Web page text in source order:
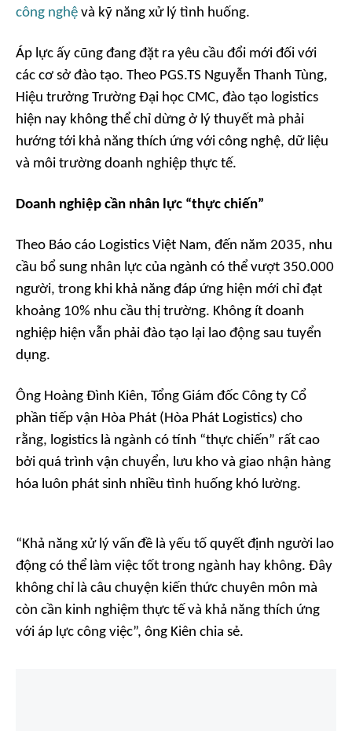
công nghệ và kỹ năng xử lý tình huống.
Áp lực ấy cũng đang đặt ra yêu cầu đổi mới đối với
các cơ sở đào tạo. Theo PGS.TS Nguyễn Thanh Tùng,
Hiệu trưởng Trường Đại học CMC, đào tạo logistics
hiện nay không thể chỉ dừng ở lý thuyết mà phải
hướng tới khả năng thích ứng với công nghệ, dữ liệu
và môi trường doanh nghiệp thực tế.
Doanh nghiệp cần nhân lực “thực chiến”
Theo Báo cáo Logistics Việt Nam, đến năm 2035, nhu
cầu bổ sung nhân lực của ngành có thể vượt 350.000
người, trong khi khả năng đáp ứng hiện mới chỉ đạt
khoảng 10% nhu cầu thị trường. Không ít doanh
nghiệp hiện vẫn phải đào tạo lại lao động sau tuyển
dụng.
Ông Hoàng Đình Kiên, Tổng Giám đốc Công ty Cổ
phần tiếp vận Hòa Phát (Hòa Phát Logistics) cho
rằng, logistics là ngành có tính “thực chiến” rất cao
bởi quá trình vận chuyển, lưu kho và giao nhận hàng
hóa luôn phát sinh nhiều tình huống khó lường.
“Khả năng xử lý vấn đề là yếu tố quyết định người lao
động có thể làm việc tốt trong ngành hay không. Đây
không chỉ là câu chuyện kiến thức chuyên môn mà
còn cần kinh nghiệm thực tế và khả năng thích ứng
với áp lực công việc”, ông Kiên chia sẻ.